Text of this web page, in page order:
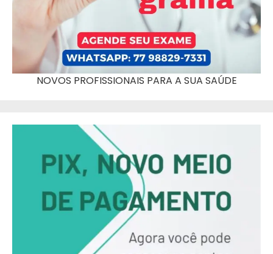
NOVOS PROFISSIONAIS PARA A SUA SAÚDE